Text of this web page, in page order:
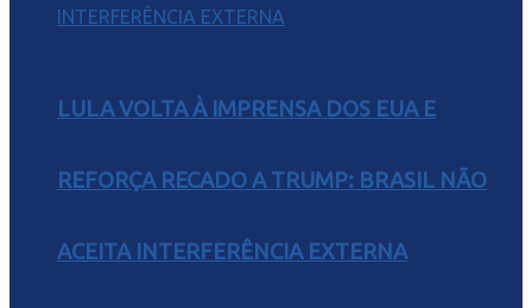
LULA VOLTA À IMPRENSA DOS EUA E
REFORÇA RECADO A TRUMP: BRASIL NÃO
ACEITA INTERFERÊNCIA EXTERNA